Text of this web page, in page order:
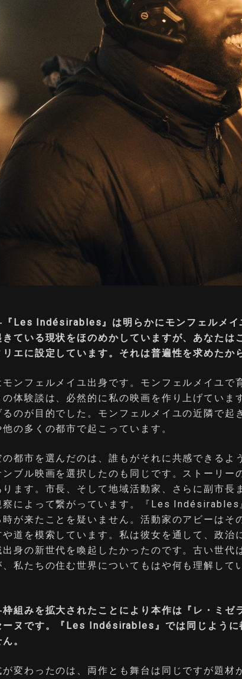
Les Indésirables』は明らかにモンフェルメイ
きている現状をほのめかしていますが、あなたは
リエに設定しています。それは普遍性を求めたか
モンフェルメイユ出身です。モンフェルメイユで
の体験談は、必然的に私の映画を作り上げていま
るのが目的でした。モンフェルメイユの近隣で起
他の多くの都市で起こっています。
の都市を選んだのは、誰もがそれに共感できるよ
ンブル映画を選択したのも同じです。ストーリー
ります。市長、そして地域活動家、さらに副市長
察によって繋がっています。『Les Indésirables
時が来たことを疑いません。活動家のアビーはそ
や道を模索しています。私は彼女を通して、政治
出身の新世代を喚起したかったのです。古い世代
、私たちの住む世界についてもはや何も理解して
組みを拡大されたことにより本作は『レ・ミゼ
ーヌです。『Les Indésirables』では同じように
。
が変わったのは、両作とも舞台は同じですが題材